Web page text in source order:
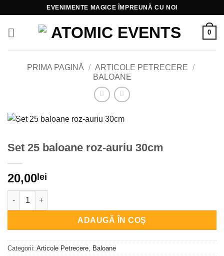
content
EVENIMENTE MAGICE ÎMPREUNĂ CU NOI
0
PRIMA PAGINĂ / ARTICOLE PETRECERE /
BALOANE
Set 25 baloane roz-auriu 30cm
20,00lei
Cantitate Set 25 baloane roz-auriu 30cm
ADAUGĂ ÎN COȘ
Categorii: Articole Petrecere Baloane